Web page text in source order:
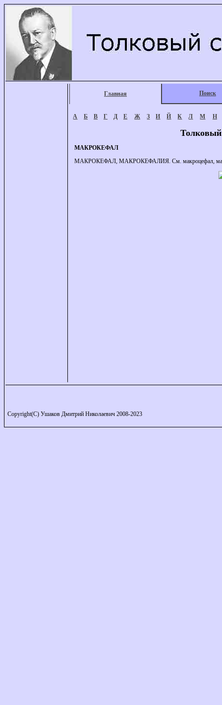
Главная Поиск
А Б В Г Д Е Ж З И Й К Л М Н
МАКРОКЕФАЛ
МАКРОКЕФАЛ, МАКРОКЕФАЛИЯ. См. макроцефал,
Copyright(C) Ушаков Дмитрий Николаевич 2008-2023